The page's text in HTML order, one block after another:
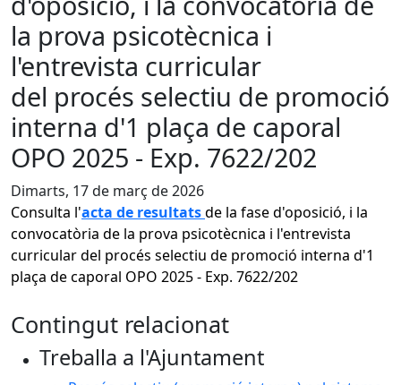
la prova psicotècnica i
l'entrevista curricular
del procés selectiu de promoció
interna d'1 plaça de caporal
OPO 2025 - Exp. 7622/202
Dimarts, 17 de març de 2026
Consulta l'acta de resultatsde la fase d'oposició, i la
convocatòria de la prova psicotècnica i l'entrevista
curricular del procés selectiu de promoció interna d'1
plaça de caporal OPO 2025 - Exp. 7622/202
Contingut relacionat
Treballa a l'Ajuntament